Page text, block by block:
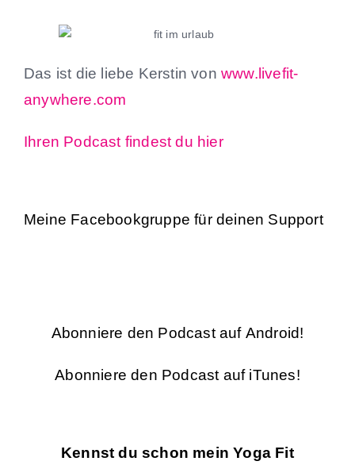
Das ist die liebe Kerstin von www.livefit-
anywhere.com
Ihren Podcast findest du hier
Meine Facebookgruppe für deinen Support
Abonniere den Podcast auf Android!
Abonniere den Podcast aufiTunes!
Kennst du schon mein Yoga Fit